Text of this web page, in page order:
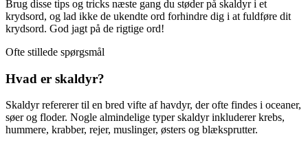
Brug disse tips og tricks næste gang du støder på skaldyr i et
krydsord, og lad ikke de ukendte ord forhindre dig i at fuldføre dit
krydsord. God jagt på de rigtige ord!
Ofte stillede spørgsmål
Hvad er skaldyr?
Skaldyr refererer til en bred vifte af havdyr, der ofte findes i oceaner,
søer og floder. Nogle almindelige typer skaldyr inkluderer krebs,
hummere, krabber, rejer, muslinger, østers og blæksprutter.